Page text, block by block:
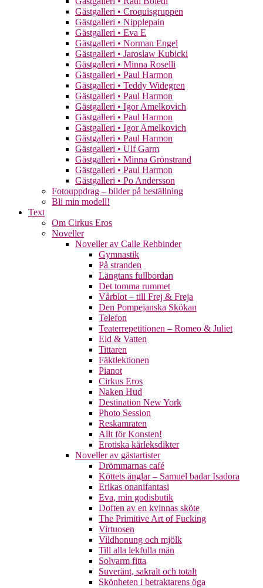
Gästgalleri • Croquisgruppen
Gästgalleri • Nipplepain
Gästgalleri • Eva E
Gästgalleri • Norman Engel
Gästgalleri • Jaroslaw Kubicki
Gästgalleri • Minna Roselli
Gästgalleri • Paul Harmon
Gästgalleri • Teddy Widegren
Gästgalleri • Paul Harmon
Gästgalleri • Igor Amelkovich
Gästgalleri • Paul Harmon
Gästgalleri • Igor Amelkovich
Gästgalleri • Paul Harmon
Gästgalleri • Ulf Garm
Gästgalleri • Minna Grönstrand
Gästgalleri • Paul Harmon
Gästgalleri • Po Andersson
Fotouppdrag – bilder på beställning
Bli min modell!
Text
Om Cirkus Eros
Noveller
Noveller av Calle Rehbinder
Gymnastik
På stranden
Längtans fullbordan
Det tomma rummet
Vårblot – till Frej & Freja
Den Pompejanska Skökan
Telefon
Teaterrepetitionen – Romeo & Juliet
Eld & Vatten
Tittaren
Fäktlektionen
Pianot
Cirkus Eros
Naken Hud
Destination New York
Photo Session
Reskamraten
Allt för Konsten!
Erotiska kärleksdikter
Noveller av gästartister
Drömmarnas café
Köttets änglar – Samuel badar Isadora
Erikas onanifantasi
Eva, min godisbutik
Doften av en kvinnas sköte
The Primitive Art of Fucking
Virtuosen
Vildhonung och mjölk
Till alla lekfulla män
Solvarm fitta
Suveränt, sakralt och totalt
Skönheten i betraktarens öga